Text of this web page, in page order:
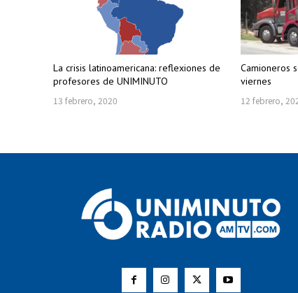
La crisis latinoamericana: reflexiones de
profesores de UNIMINUTO
13 febrero, 2020
Camioneros
viernes
12 febrero,